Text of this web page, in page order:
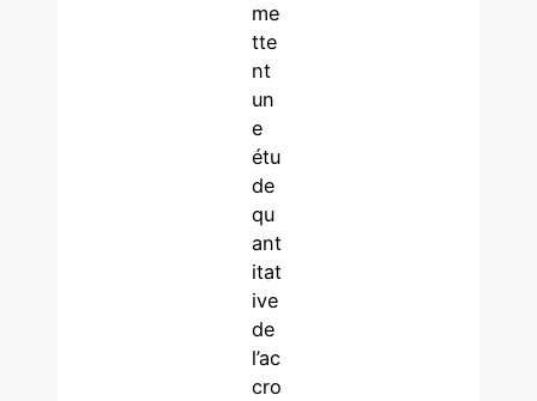
me
tte
nt
un
e
étu
de
qu
ant
itat
ive
de
l’ac
cro